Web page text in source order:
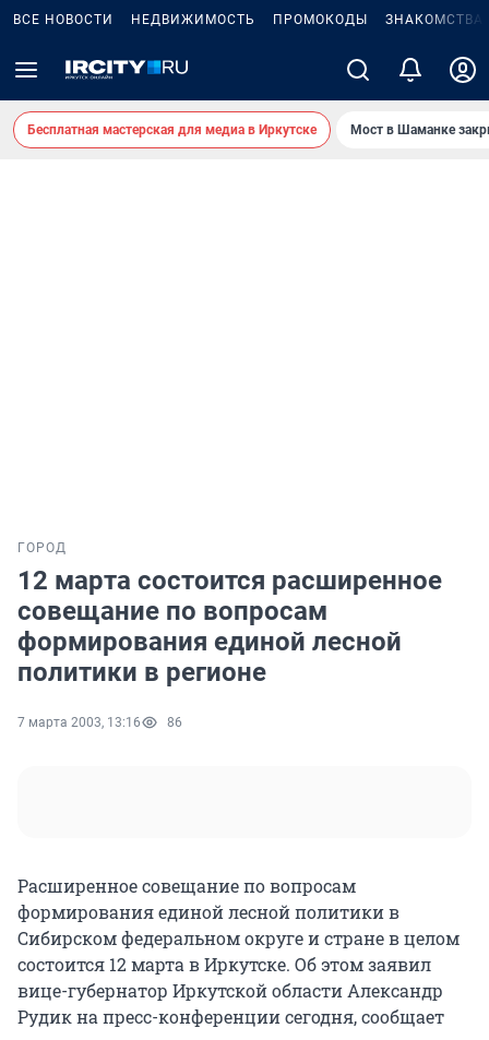
ВСЕ НОВОСТИ НЕДВИЖИМОСТЬ ПРОМОКОДЫ ЗНАКОМСТВА
Бесплатная мастерская для медиа в Иркутске Мост в Шаманке
ГОРОД
12 марта состоится расширенное
совещание по вопросам
формирования единой лесной
политики в регионе
7 марта 2003, 13:16 86
Расширенное совещание по вопросам
формирования единой лесной политики в
Сибирском федеральном округе и стране в целом
состоится 12 марта в Иркутске. Об этом заявил
вице-губернатор Иркутской области Александр
Рудик на пресс-конференции сегодня, сообщает